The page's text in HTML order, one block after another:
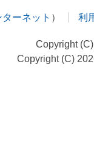
ーネット ） 利
Copyright
Copyright (C)